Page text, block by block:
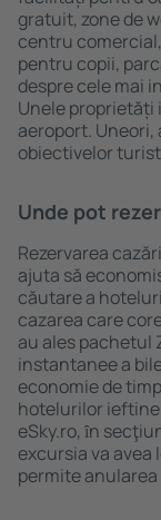
gratuit, zone de
centru
pentru copii,
despre cele mai
Unele proprietăți
aeroport.
obiectivelor
Unde pot
Rezervarea
ajuta să
căutare a
cazarea care
au ales pachetul
instantanee a
economie de
hotelurilor ieftine
eSky.ro, ȋn
excursia va
permite